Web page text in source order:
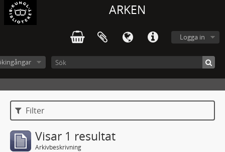
ARKEN
Logga in
Filter
Visar 1 resultat
Arkivbeskrivning